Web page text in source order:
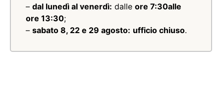
– dal lunedì al venerdì: dalle ore 7:30alle
ore 13:30;
– sabato 8, 22 e 29 agosto: ufficio chiuso.